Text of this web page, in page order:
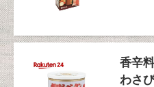
香辛
わさび